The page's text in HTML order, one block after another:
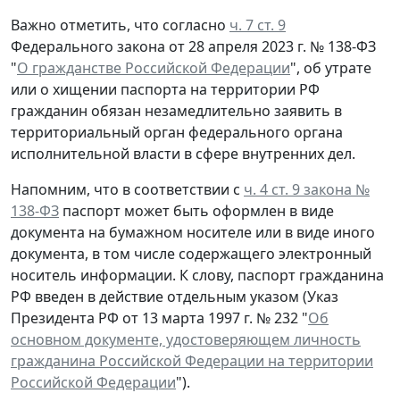
Важно отметить, что согласно ч. 7 ст. 9
Федерального закона от 28 апреля 2023 г. № 138-ФЗ
"О гражданстве Российской Федерации", об утрате
или о хищении паспорта на территории РФ
гражданин обязан незамедлительно заявить в
территориальный орган федерального органа
исполнительной власти в сфере внутренних дел.
Напомним, что в соответствии с ч. 4 ст. 9 закона №
138-ФЗ паспорт может быть оформлен в виде
документа на бумажном носителе или в виде иного
документа, в том числе содержащего электронный
носитель информации. К слову, паспорт гражданина
РФ введен в действие отдельным указом (Указ
Президента РФ от 13 марта 1997 г. № 232 "Об
основном документе, удостоверяющем личность
гражданина Российской Федерации на территории
Российской Федерации").